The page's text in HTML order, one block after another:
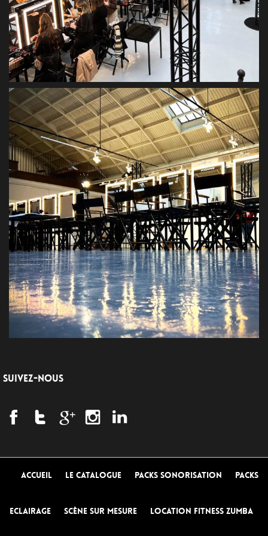
SUIVEZ-NOUS
Accueil Le Catalogue Packs Sonorisation Packs
Eclairage Scène sur mesure Location Fitness Zumba